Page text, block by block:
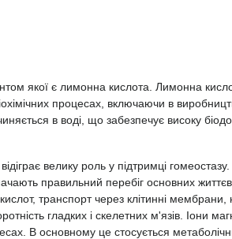
якої є лимонна кислота. Лимонна
процесах, включаючи в
в воді, що забезпечує високу
велику роль у підтримці
правильний перебіг основних
кислот, транспорт через клітинні
гладких і скелетних м'язів. Іони
В основному це стосується